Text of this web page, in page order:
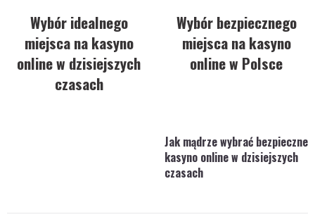
Wybór idealnego
miejsca na kasyno
online w dzisiejszych
czasach
Wybór bezpiecznego
miejsca na kasyno
online w Polsce
Jak mądrze wybrać bezpieczne
kasyno online w dzisiejszych
czasach